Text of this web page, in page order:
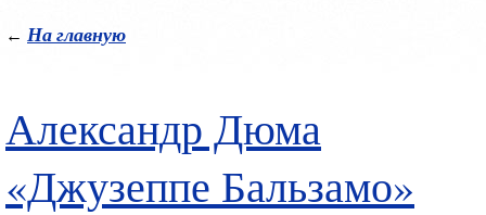
← На главную
Александр Дюма
«Джузеппе Бальзамо»